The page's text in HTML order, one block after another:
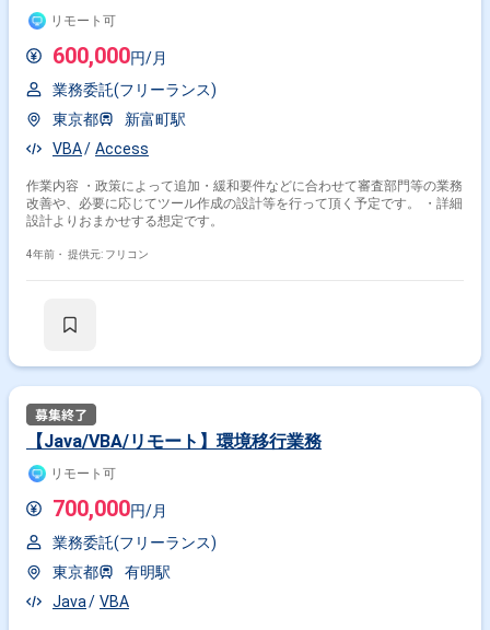
リモート可
600,000円/月
業務委託(フリーランス)
東京都
新富町駅
VBA
Access
作業内容 ・政策によって追加・緩和要件などに合わせて審査部門等の業務
改善や、必要に応じてツール作成の設計等を行って頂く予定です。 ・詳細
設計よりおまかせする想定です。
4年前・ 提供元: フリコン
【Java/VBA/リモート】環境移行業務
リモート可
700,000円/月
業務委託(フリーランス)
東京都
有明駅
Java
VBA